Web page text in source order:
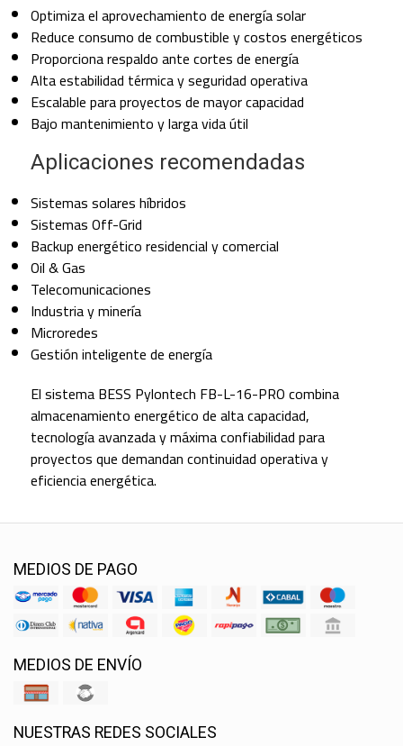
Optimiza el aprovechamiento de energía solar
Reduce consumo de combustible y costos energéticos
Proporciona respaldo ante cortes de energía
Alta estabilidad térmica y seguridad operativa
Escalable para proyectos de mayor capacidad
Bajo mantenimiento y larga vida útil
Aplicaciones recomendadas
Sistemas solares híbridos
Sistemas Off-Grid
Backup energético residencial y comercial
Oil & Gas
Telecomunicaciones
Industria y minería
Microredes
Gestión inteligente de energía
El sistema BESS Pylontech FB-L-16-PRO combina
almacenamiento energético de alta capacidad,
tecnología avanzada y máxima confiabilidad para
proyectos que demandan continuidad operativa y
eficiencia energética.
MEDIOS DE PAGO
MEDIOS DE ENVÍO
NUESTRAS REDES SOCIALES